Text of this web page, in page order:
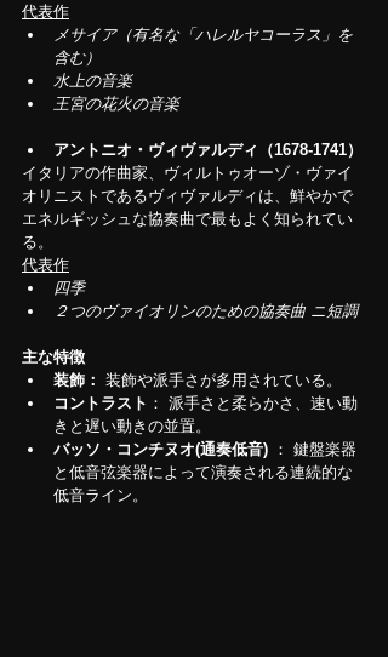
代表作
メサイア（有名な「ハレルヤコーラス」を
含む）
水上の音楽
王宮の花火の音楽
アントニオ・ヴィヴァルディ（1678-1741）
イタリアの作曲家、ヴィルトゥオーゾ・ヴァイ
オリニストであるヴィヴァルディは、鮮やかで
エネルギッシュな協奏曲で最もよく知られてい
る。
代表作
四季
２つのヴァイオリンのための協奏曲 ニ短調
主な特徴
装飾： 装飾や派手さが多用されている。
コントラスト ： 派手さと柔らかさ、速い動
きと遅い動きの並置。
バッソ・コンチヌオ(通奏低音) ： 鍵盤楽器
と低音弦楽器によって演奏される連続的な
低音ライン。